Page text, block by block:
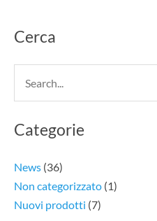
Cerca
Cerca:
Categorie
News (36)
Non categorizzato (1)
Nuovi prodotti (7)